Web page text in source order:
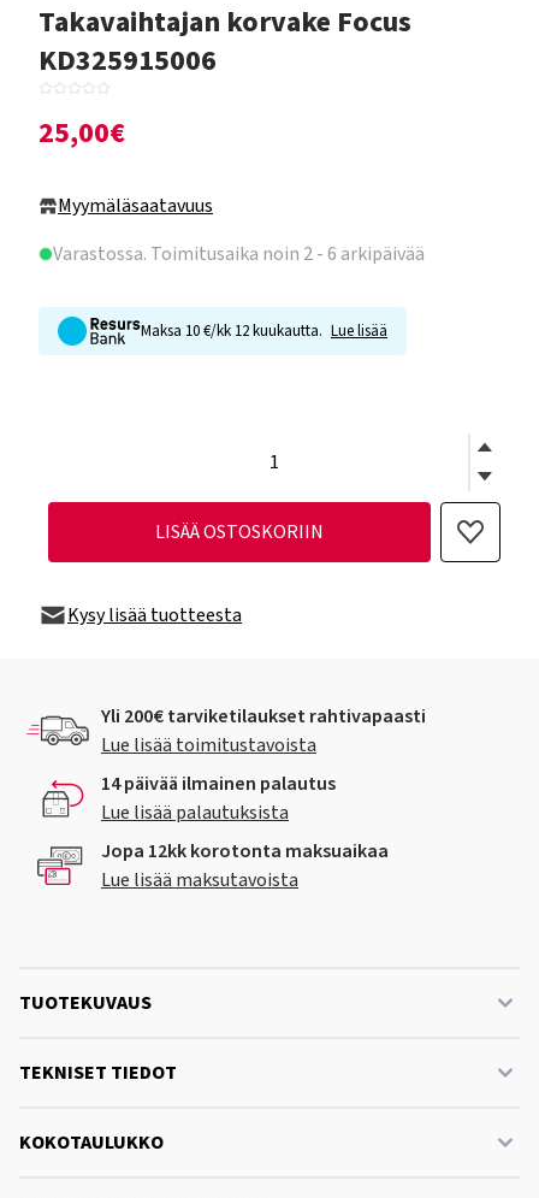
Takavaihtajan korvake Focus
KD325915006
25,00€
Myymäläsaatavuus
Varastossa. Toimitusaika noin 2 - 6 arkipäivää
Maksa 10 €/kk 12 kuukautta. Lue lisää
LISÄÄ OSTOSKORIIN
Kysy lisää tuotteesta
Yli 200€ tarviketilaukset rahtivapaasti
Lue lisää toimitustavoista
14 päivää ilmainen palautus
Lue lisää palautuksista
Jopa 12kk korotonta maksuaikaa
Lue lisää maksutavoista
TUOTEKUVAUS
TEKNISET TIEDOT
KOKOTAULUKKO